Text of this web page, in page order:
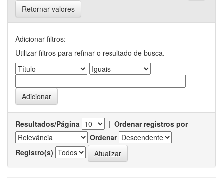
Retornar valores
Adicionar filtros:
Utilizar filtros para refinar o resultado de busca.
Resultados/Página | Ordenar registros por
Ordenar
Registro(s)